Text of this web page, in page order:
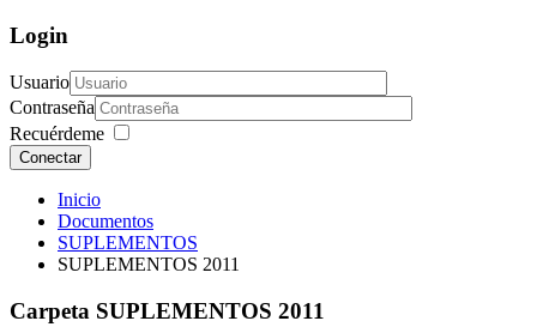
Login
Usuario
Contraseña
Recuérdeme
Conectar
Inicio
Documentos
SUPLEMENTOS
SUPLEMENTOS 2011
Carpeta SUPLEMENTOS 2011